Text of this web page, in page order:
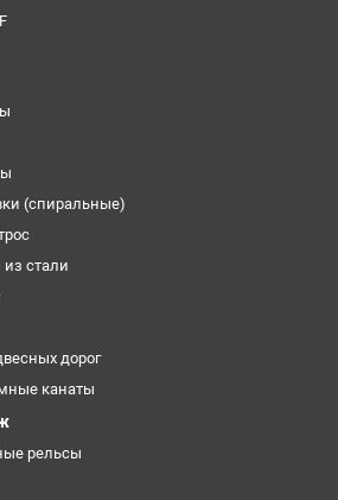
(спиральные)
стали
дорог
канаты
рельсы